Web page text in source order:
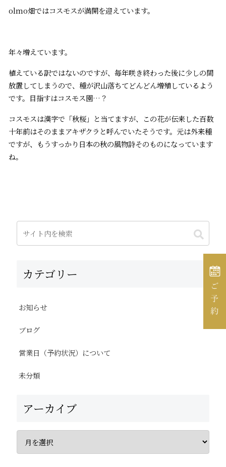
olmo畑ではコスモスが満開を迎えています。
年々増えています。
植えている訳ではないのですが、毎年咲き終わった後に少しの間
放置してしまうので、種が沢山落ちてどんどん増殖しているよう
です。目指すはコスモス園…？
コスモスは漢字で「秋桜」と当てますが、この花が伝来した百数
十年前はそのままアキザクラと呼んでいたそうです。元は外来種
ですが、もうすっかり日本の秋の風物詩そのものになっています
ね。
カテゴリー
お知らせ
ブログ
営業日（予約状況）について
未分類
アーカイブ